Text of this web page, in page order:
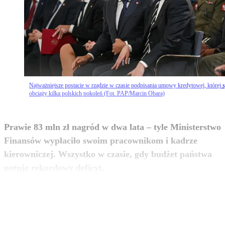
Najważniejsze postacie w rządzie w czasie podpisania umowy kredytowej, której
obciąży kilka polskich pokoleń (Fot. PAP/Marcin Obara)
Prawie 83 mln zł nagród w dwa lata – tyle Ministerstwo
Finansów wypłaciło swoim pracownikom i kadrze
kierowniczej. Wszystko w czasie, gdy budżet państwa
zobacz więcej